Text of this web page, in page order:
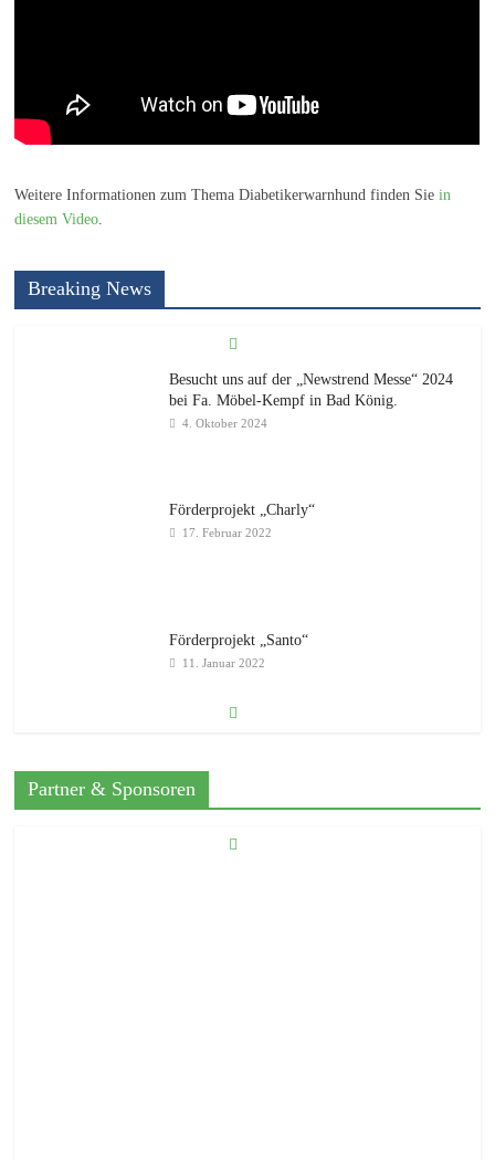
Weitere Informationen zum Thema Diabetikerwarnhund finden Siein
diesem Video.
Breaking News
Besucht uns auf der „Newstrend Messe“ 2024
bei Fa. Möbel-Kempf in Bad König.
4. Oktober 2024
Förderprojekt „Charly“
17. Februar 2022
Förderprojekt „Santo“
11. Januar 2022
2021 … es geht weiter
12. August 2021
Partner & Sponsoren